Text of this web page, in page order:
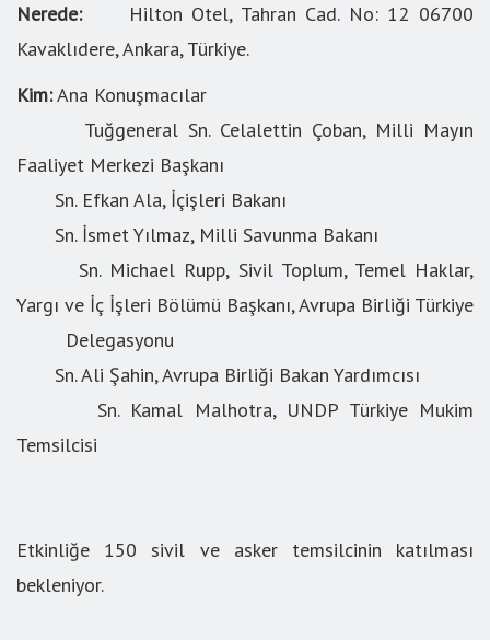
Nerede:Hilton Otel, Tahran Cad. No: 12 06700
Kavaklıdere, Ankara, Türkiye.
Kim:Ana Konuşmacılar
Tuğgeneral Sn. Celalettin Çoban, Milli Mayın
Faaliyet Merkezi Başkanı
Sn. Efkan Ala, İçişleri Bakanı
Sn. İsmet Yılmaz, Milli Savunma Bakanı
Sn. Michael Rupp, Sivil Toplum, Temel Haklar,
Yargı ve İç İşleri Bölümü Başkanı, Avrupa Birliği Türkiye
Delegasyonu
Sn. Ali Şahin, Avrupa Birliği Bakan Yardımcısı
Sn. Kamal Malhotra, UNDP Türkiye Mukim
Temsilcisi
Etkinliğe 150 sivil ve asker temsilcinin katılması
bekleniyor.